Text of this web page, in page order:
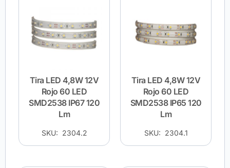
Tira LED 4,8W 12V
Rojo 60 LED
SMD2538 IP67 120
Lm
SKU: 2304.2
Tira LED 4,8W 12V
Rojo 60 LED
SMD2538 IP65 120
Lm
SKU: 2304.1